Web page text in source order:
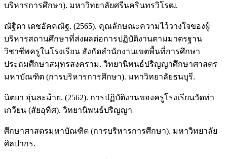
บริหารการศึกษา). มหาวิทยาลัยศรีนครินทรวิโรฒ.
ณัฐิดา เดชอัคคณัฐ. (2565). คุณลักษณะความไว้วางใจของผู้
บริหารสถานศึกษาที่ส่งผลต่อการปฏิบัติงานตามมาตรฐาน
วิชาชีพครูในโรงเรียน สังกัดสำนักงานเขตพื้นที่การศึกษา
ประถมศึกษาสมุทรสงคราม. วิทยานิพนธ์ปริญญาศึกษาศาสตร
มหาบัณฑิต (การบริหารการศึกษา). มหาวิทยาลัยธนบุรี.
นิตยา อุ่นละม้าย. (2562). การปฏิบัติงานของครูโรงเรียนวัดท่า
เกวียน (สัยอุทิศ). วิทยานิพนธ์ปริญญา
ศึกษาศาสตรมหาบัณฑิต (การบริหารการศึกษา). มหาวิทยาลัย
ศิลปากร.